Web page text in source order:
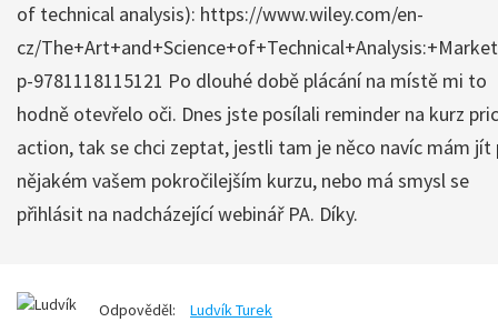
of technical analysis): https://www.wiley.com/en-
cz/
p-9781118115121 Po dlouhé době plácání na místě mi to
hodně otevřelo oči. Dnes jste posílali reminder na kurz
action, tak se chci zeptat, jestli tam je něco navíc mám jít
nějakém vašem pokročilejším kurzu, nebo má smysl se
přihlásit na nadcházející webinář PA. Díky.
Odpověděl:
Ludvík Turek